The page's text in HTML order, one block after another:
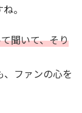
。
て聞いて、そり
ファンの心を